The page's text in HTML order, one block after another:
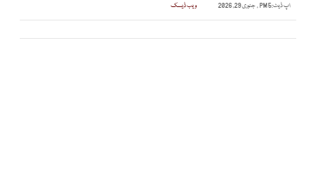
اپ ڈیٹ:5 PM , جنوری 29, 2026 ویب ڈیسک